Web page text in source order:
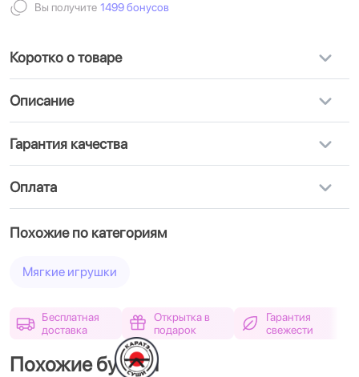
Вы получите 1499 бонусов
Коротко о товаре
Описание
Гарантия качества
Оплата
Похожие по категориям
Мягкие игрушки
Бесплатная
доставка
Открытка в
подарок
Гарантия
свежести
Похожие букеты